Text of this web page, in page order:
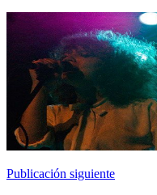
Publicación siguiente